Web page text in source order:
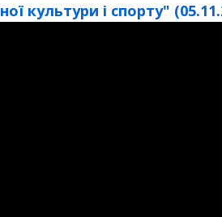
культури і спорту"